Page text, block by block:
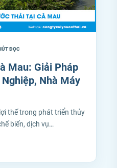
ĐỌC
Mau: Giải Pháp
Nhà Máy
thế trong phát triển thủy
biến, dịch vụ…